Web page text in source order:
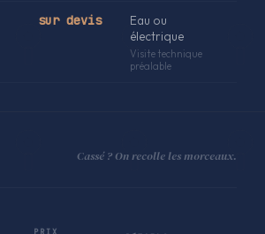
sur devis
Eau ou
électrique
Visite technique
préalable
Cassé ? On recolle les morceaux.
PRIX